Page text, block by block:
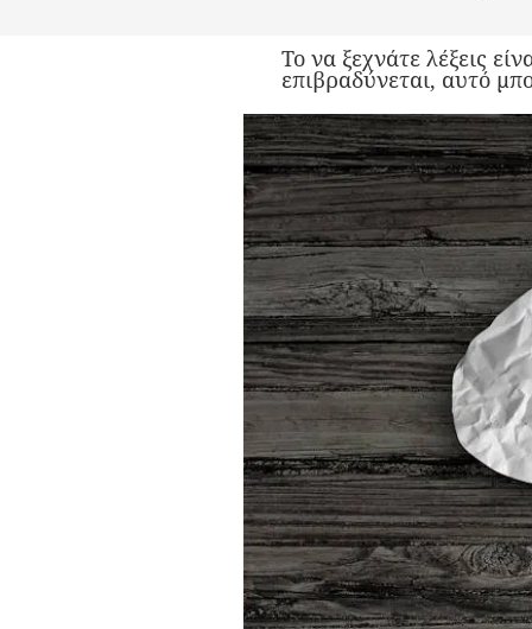
Το να ξεχνάτε λέξεις
επιβραδύνεται, αυτό